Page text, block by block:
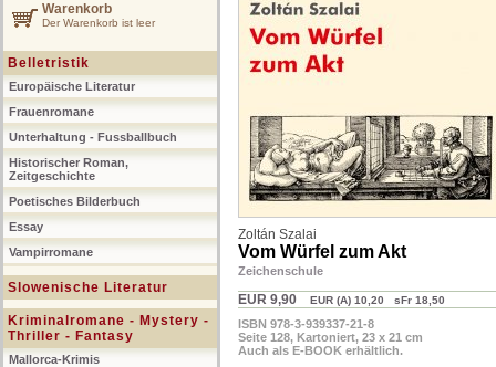
Warenkorb
Der Warenkorb ist leer
Belletristik
Europäische Literatur
Frauenromane
Unterhaltung - Fussballbuch
Historischer Roman,
Zeitgeschichte
Poetisches Bilderbuch
Essay
Vampirromane
Slowenische Literatur
Kriminalromane - Mystery -
Thriller - Fantasy
Mallorca-Krimis
Zoltán Szalai
Vom Würfel zum Akt
Zeichenschule
EUR 9,90 EUR (A) 10,20 sFr 18,50
ISBN 978-3-939337-21-8
Seite 128, Kartoniert, 23 x 21 cm
Auch als E-BOOK erhältlich.